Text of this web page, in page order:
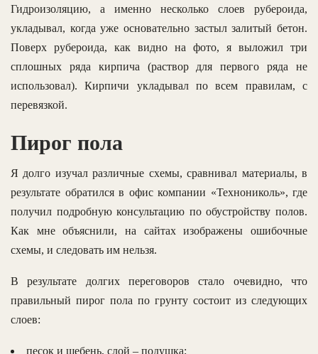
Гидроизоляцию, а именно несколько слоев рубероида,
укладывал, когда уже основательно застыл залитый бетон.
Поверх рубероида, как видно на фото, я выложил три
сплошных ряда кирпича (раствор для первого ряда не
использовал). Кирпичи укладывал по всем правилам, с
перевязкой.
Пирог пола
Я долго изучал различные схемы, сравнивал материалы, в
результате обратился в офис компании «Технониколь», где
получил подробную консультацию по обустройству полов.
Как мне объяснили, на сайтах изображены ошибочные
схемы, и следовать им нельзя.
В результате долгих переговоров стало очевидно, что
правильный пирог пола по грунту состоит из следующих
слоев:
песок и щебень, слой – подушка;